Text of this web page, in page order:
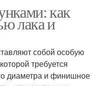
как
лака и
собой особую
требуется
диаметра и финишное